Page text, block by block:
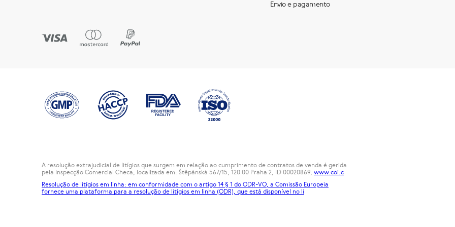
Envio e pagamento
A resolução extrajudicial de litígios que surgem em relação ao cumprimento de contratos de venda é gerida
pela Inspecção Comercial Checa, localizada em: Štěpánská 567/15, 120 00 Praha 2, ID 00020869, www.coi.c
Resolução de litígios em linha: em conformidade com o artigo 14 § 1 do ODR-VO, a Comissão Europeia
fornece uma plataforma para a resolução de litígios em linha (ODR), que está disponível no li